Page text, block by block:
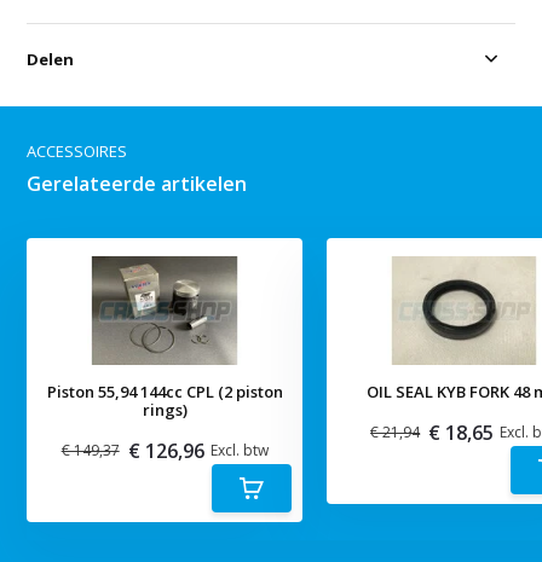
Delen
ACCESSOIRES
Gerelateerde artikelen
Piston 55,94 144cc CPL (2 piston
rings)
€ 149,37 € 126,96 Excl. btw
OIL SEAL KYB FORK 48
€ 21,94 € 18,65 Excl.